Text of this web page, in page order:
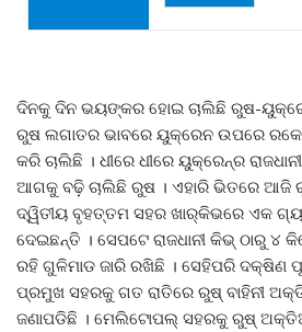
ଦିନକୁ ଦିନ ଭୟଙ୍କର ହୋଇ ଚାଲିଛି ରୁଷ-
ରୁଷ ଲଗାତର ଭାବରେ ୟୁକ୍ରେନ ଉପରେ
କରି ଚାଲିଛି । ଧୀରେ ଧୀରେ ୟୁକ୍ରେନ୍‌ର
ଆଗକୁ ବଢ଼ି ଚାଲିଛି ରୁଷ । ଏହାରି ଭିତରେ ଆଜି
ଦ୍ୱିତୀୟ ବୃହତ୍ତମ ସହର ଖାର୍‌କିଭରେ ଏକ
ଦେଇଛନ୍ତି । ସେପଟେ ରାଜଧାନୀ କିଭ୍‌ ଠାରୁ ୪
ରହି ଗୁଳିମାଡ ଜାରି ରଖିଛି । ସେହିପରି ଦକ୍ଷିଣ
ପ୍ରମୁଖ ସହରକୁ ଗତ ରାତିରେ ରୁଷ୍‌ ବାହିନୀ
ଜଣାପଡିଛି । ମେଲିଟୋପଲ୍‌ ସହରକୁ ରୁଷ୍‌